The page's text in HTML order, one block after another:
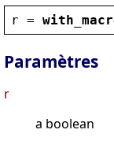
r =
Paramètres
r
a boolean